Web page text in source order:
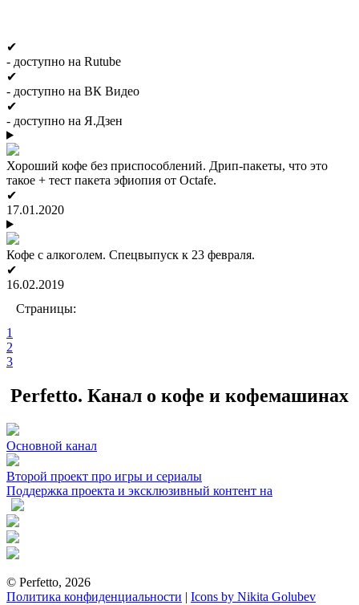
✔
- доступно на Rutube
✔
- доступно на ВК Видео
✔
- доступно на Я.Дзен
Хороший кофе без приспособлений. Дрип-пакеты, что это
такое + тест пакета эфиопия от Octafe.
✔
17.01.2020
Кофе с алкоголем. Спецвыпуск к 23 февраля.
✔
16.02.2019
Страницы:
1
2
3
Perfetto. Канал о кофе и кофемашинах
Основной канал
Второй проект про игры и сериалы
Поддержка проекта и эксклюзивный контент на
© Perfetto, 2026
Политика конфиденциальности | Icons by Nikita Golubev